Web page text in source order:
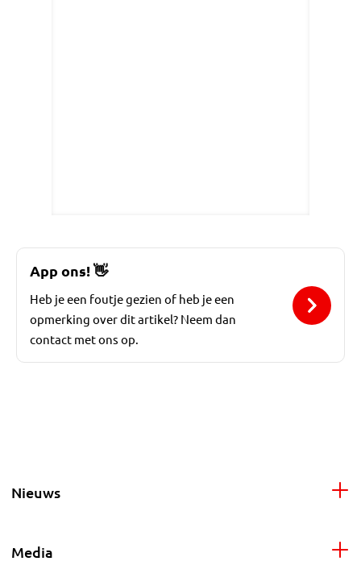
App ons!👋
Heb je een foutje gezien of heb je een
opmerking over dit artikel? Neem dan
contact met ons op.
Nieuws
Media